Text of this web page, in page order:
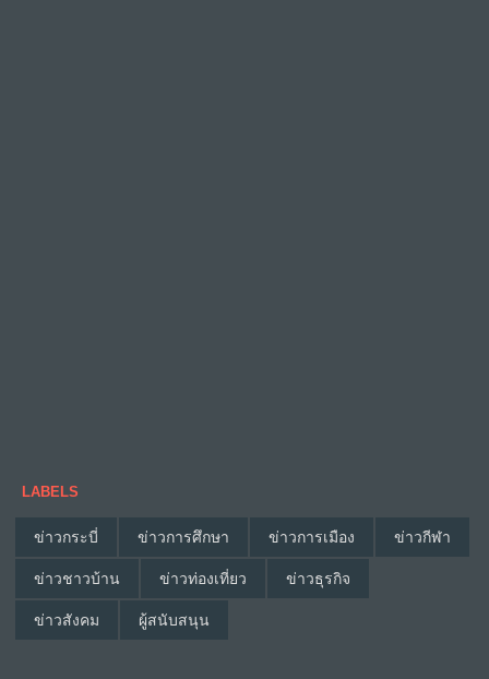
LABELS
ข่าวกระบี่ ข่าวการศึกษา ข่าวการเมือง ข่าวกีฬา
ข่าวชาวบ้าน ข่าวท่องเที่ยว ข่าวธุรกิจ
ข่าวสังคม ผู้สนับสนุน